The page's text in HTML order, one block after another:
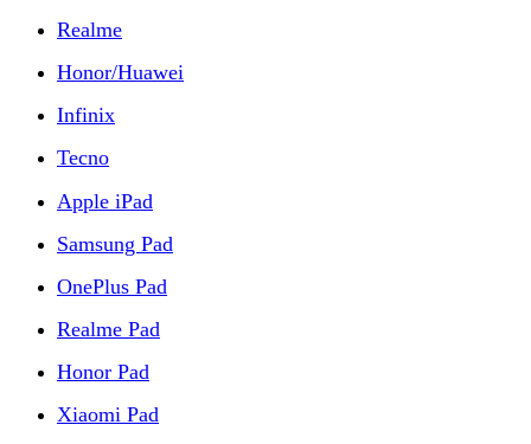
Realme
Honor/Huawei
Infinix
Tecno
Apple iPad
Samsung Pad
OnePlus Pad
Realme Pad
Honor Pad
Xiaomi Pad